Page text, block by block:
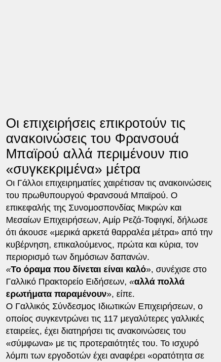
Οι επιχειρήσεις επικροτούν τις
ανακοινώσεις του Φρανσουά
Μπαϊρού αλλά περιμένουν πιο
«συγκεκριμένα» μέτρα
Οι Γάλλοι επιχειρηματίες χαιρέτισαν τις ανακοινώσεις
του πρωθυπουργού Φρανσουά Μπαϊρού. Ο
επικεφαλής της Συνομοσπονδίας Μικρών και
Μεσαίων Επιχειρήσεων, Αμίρ Ρεζά-Τοφιγκί, δήλωσε
ότι άκουσε «μερικά αρκετά θαρραλέα μέτρα» από την
κυβέρνηση, επικαλούμενος, πρώτα και κύρια, τον
περιορισμό των δημόσιων δαπανών.
«Το όραμα που δίνεται είναι καλό», συνέχισε στο
Γαλλικό Πρακτορείο Ειδήσεων, «αλλά πολλά
ερωτήματα παραμένουν», είπε.
Ο Γαλλικός Σύνδεσμος Ιδιωτικών Επιχειρήσεων, ο
οποίος συγκεντρώνει τις 117 μεγαλύτερες γαλλικές
εταιρείες, έχει διατηρήσει τις ανακοινώσεις του
«σύμφωνα» με τις προτεραιότητές του. Το ισχυρό
λόμπι των εργοδοτών έχει αναφέρει «ορατότητα σε